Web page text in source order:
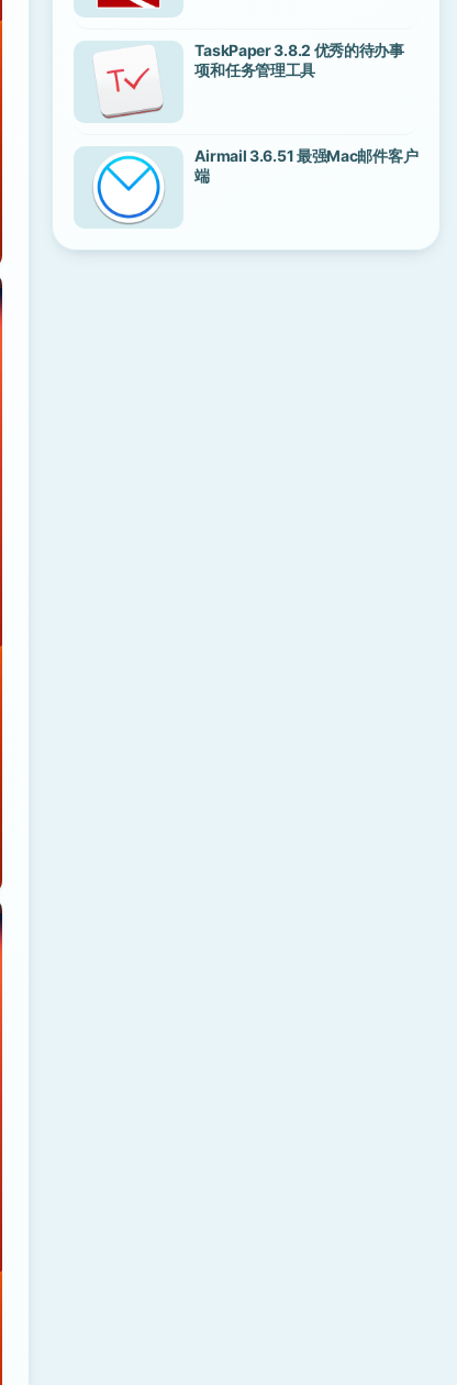
TaskPaper 3.8.2 优秀的待办事
项和任务管理工具
Airmail 3.6.51 最强Mac邮件客户
端